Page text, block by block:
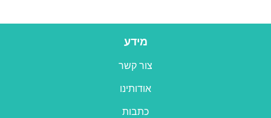
מידע
צור קשר
אודותינו
כתבות